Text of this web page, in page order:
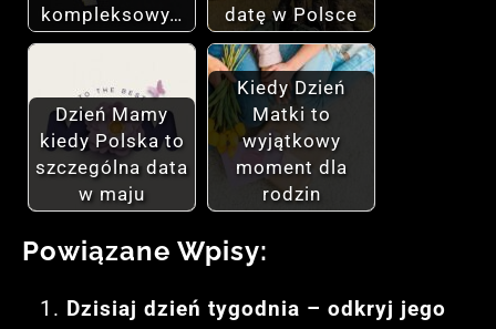
kompleksowy…
datę w Polsce
Dzień Mamy
kiedy Polska to
szczególna data
w maju
Kiedy Dzień
Matki to
wyjątkowy
moment dla
rodzin
Powiązane Wpisy:
Dzisiaj dzień tygodnia – odkryj jego